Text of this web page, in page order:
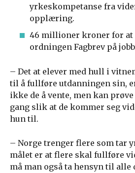
yrkeskompetanse fra
opplæring.
46 millioner kroner for at
ordningen Fagbrev på
– Det at elever med hull i
til å fullføre utdanningen sin,
ikke de å vente, men kan
gang slik at de kommer seg
hun til.
– Norge trenger flere som tar
målet er at flere skal fullføre
må man også ta hensyn til alle